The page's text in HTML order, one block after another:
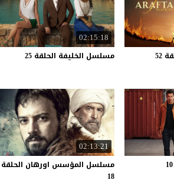
52
02:15:18
مسلسل الخليفة الحلقة 25
10
02:13:21
مسلسل المؤسس اورهان الحلقة
18